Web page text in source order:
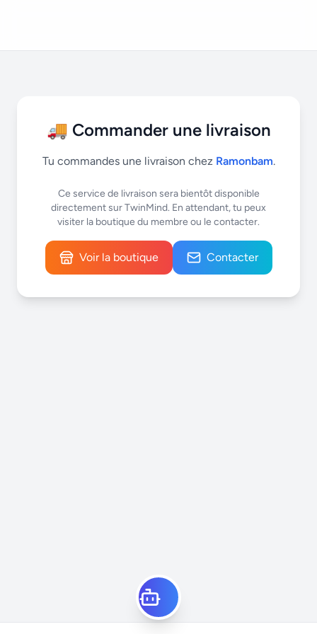
🚚 Commander une livraison
Tu commandes une livraison chez Ramonbam.
Ce service de livraison sera bientôt disponible
directement sur TwinMind. En attendant, tu peux
visiter la boutique du membre ou le contacter.
Voir la boutique Contacter